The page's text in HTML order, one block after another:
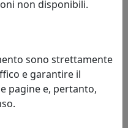
per un materiale, per
innamorare. Vogliamo
contemporaneo in
gamme sempre
di vestire ambienti
non disponibili.
sono strettamente
e garantire il
pagine e, pertanto,